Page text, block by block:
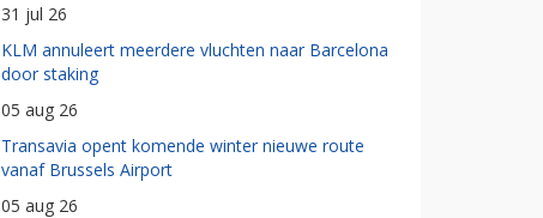
31 jul 26
KLM annuleert meerdere vluchten naar Barcelona
door staking
05 aug 26
Transavia opent komende winter nieuwe route
vanaf Brussels Airport
05 aug 26